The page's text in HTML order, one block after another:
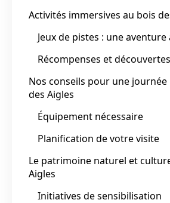
Activités immersives au bois
Jeux de pistes : une
Récompenses et découvertes
Nos conseils pour une journée
des Aigles
Équipement nécessaire
Planification de votre visite
Le patrimoine naturel et
Aigles
Initiatives de sensibilisation